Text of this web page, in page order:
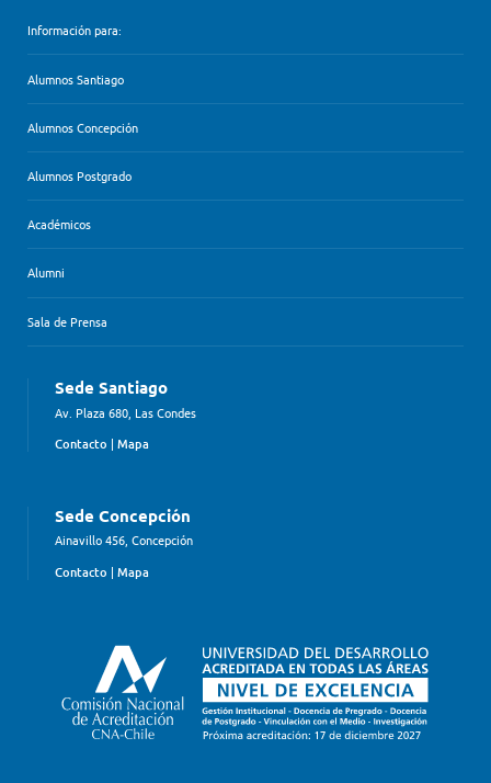
Información para:
Alumnos Santiago
Alumnos Concepción
Alumnos Postgrado
Académicos
Alumni
Sala de Prensa
Sede Santiago
Av. Plaza 680, Las Condes
Contacto | Mapa
Sede Concepción
Ainavillo 456, Concepción
Contacto | Mapa